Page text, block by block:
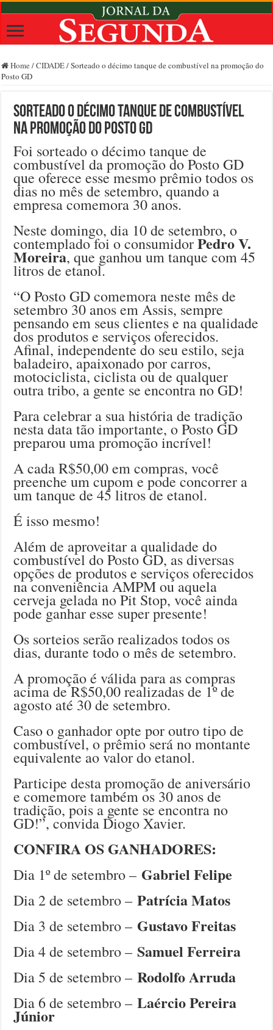
Home /CIDADE/Sorteado o décimo tanque de combustível na promoção do
Posto GD
Sorteado o décimo tanque de combustível
na promoção do Posto GD
Foi sorteado o décimo tanque de
combustível da promoção do Posto GD
que oferece esse mesmo prêmio todos os
dias no mês de setembro, quando a
empresa comemora 30 anos.
Neste domingo, dia 10 de setembro, o
contemplado foi o consumidorPedro V.
Moreira, que ganhou um tanque com 45
litros de etanol.
“O Posto GD comemora neste mês de
setembro 30 anos em Assis, sempre
pensando em seus clientes e na qualidade
dos produtos e serviços oferecidos.
Afinal, independente do seu estilo, seja
baladeiro, apaixonado por carros,
motociclista, ciclista ou de qualquer
outra tribo, a gente se encontra no GD!
Para celebrar a sua história de tradição
nesta data tão importante, o Posto GD
preparou uma promoção incrível!
A cada R$50,00 em compras, você
preenche um cupom e pode concorrer a
um tanque de 45 litros de etanol.
É isso mesmo!
Além de aproveitar a qualidade do
combustível do Posto GD, as diversas
opções de produtos e serviços oferecidos
na conveniência AMPM ou aquela
cerveja gelada no Pit Stop, você ainda
pode ganhar esse super presente!
Os sorteios serão realizados todos os
dias, durante todo o mês de setembro.
A promoção é válida para as compras
acima de R$50,00 realizadas de 1º de
agosto até 30 de setembro.
Caso o ganhador opte por outro tipo de
combustível, o prêmio será no montante
equivalente ao valor do etanol.
Participe desta promoção de aniversário
e comemore também os 30 anos de
tradição, pois a gente se encontra no
GD!”, convida Diogo Xavier.
CONFIRA OS GANHADORES:
Dia 1º de setembro – Gabriel Felipe
Dia 2 de setembro –Patrícia Matos
Dia 3 de setembro – Gustavo Freitas
Dia 4 de setembro –Samuel Ferreira
Dia 5 de setembro – Rodolfo Arruda
Dia 6 de setembro –Laércio Pereira
Júnior